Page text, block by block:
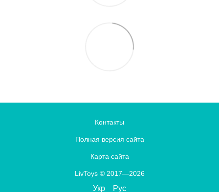
Контакты
Полная версия сайта
Карта сайта
LivToys © 2017—2026
Укр Рус